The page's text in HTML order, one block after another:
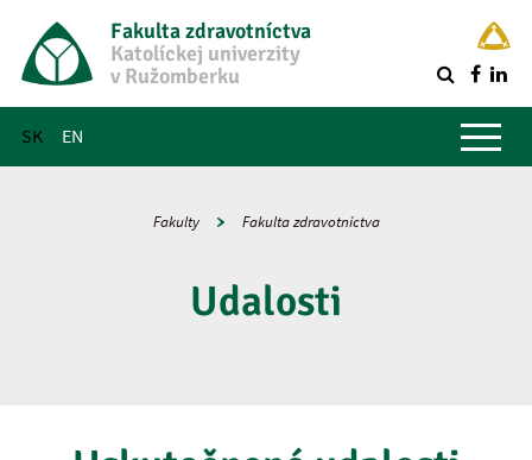
Fakulta zdravotníctva
Katolíckej univerzity
v Ružomberku
SK EN
Hlavné menu
Fakulty Fakulta zdravotníctva
Udalosti